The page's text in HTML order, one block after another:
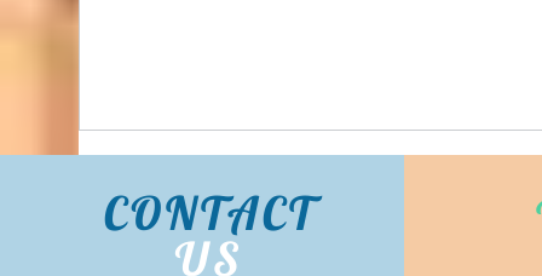
CONTACT
US